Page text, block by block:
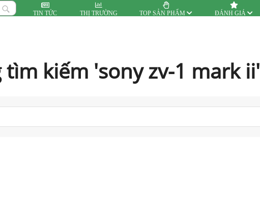
TIN TỨC THỊ TRƯỜNG TOP SẢN PHẨM ĐÁNH GIÁ
tìm kiếm 'sony zv-1 mark ii'